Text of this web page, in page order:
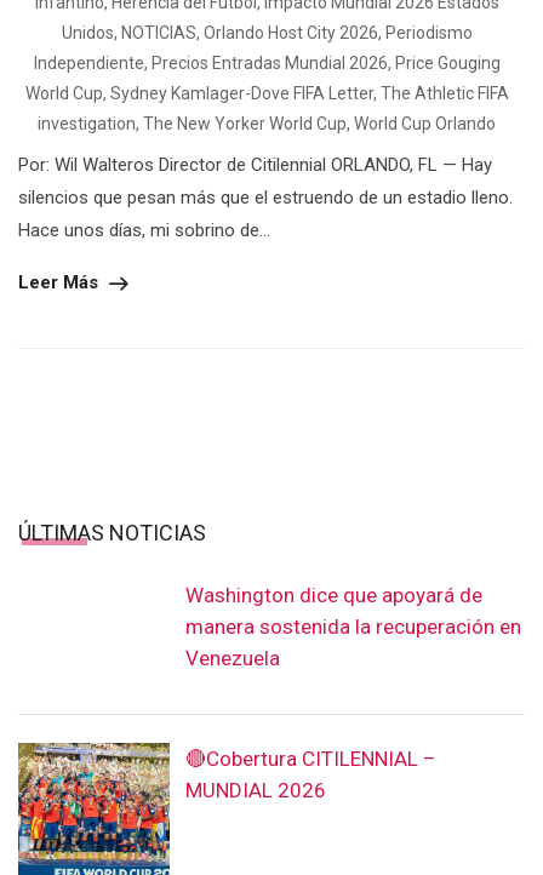
Unidos, NOTICIAS, Orlando Host City 2026, Periodismo
Independiente, Precios Entradas Mundial 2026, Price Gouging
World Cup, Sydney Kamlager-Dove FIFA Letter, The Athletic FIFA
investigation, The New Yorker World Cup, World Cup Orlando
Por: Wil Walteros Director de Citilennial ORLANDO, FL — Hay
silencios que pesan más que el estruendo de un estadio lleno.
Hace unos días, mi sobrino de...
Leer Más
ÚLTIMAS NOTICIAS
Washington dice que apoyará de
manera sostenida la recuperación en
Venezuela
🔴Cobertura CITILENNIAL –
MUNDIAL 2026